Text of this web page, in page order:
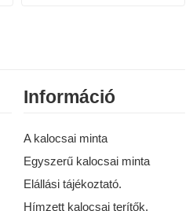
Információ
A kalocsai minta
Egyszerű kalocsai minta
Elállási tájékoztató.
Hímzett kalocsai terítők.